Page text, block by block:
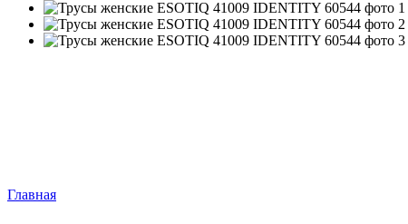
Главная